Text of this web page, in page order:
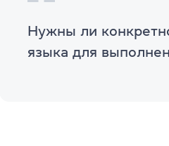
Нужны ли
языка для